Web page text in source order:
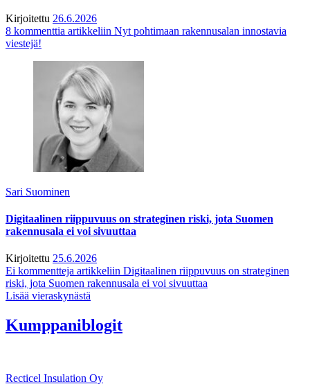
Kirjoitettu 26.6.2026
8 kommenttia artikkeliin Nyt pohtimaan rakennusalan innostavia
viestejä!
Sari Suominen
Digitaalinen riippuvuus on strateginen riski, jota Suomen
rakennusala ei voi sivuuttaa
Kirjoitettu 25.6.2026
Ei kommentteja artikkeliin Digitaalinen riippuvuus on strateginen
riski, jota Suomen rakennusala ei voi sivuuttaa
Lisää vieraskynästä
Kumppaniblogit
Recticel Insulation Oy